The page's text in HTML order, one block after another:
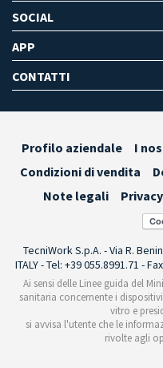
SOCIAL
APP
CONTATTI
Profilo aziendale I
Condizioni di vendita
Note legali
TecniWork S.p.A. - Via R.
ITALY - Tel: +39 055.8991.71 -
Ai sensi delle Linee guida del
sanitaria concernente i
vitro e
si avvisa l'utente che le
rivolte agli